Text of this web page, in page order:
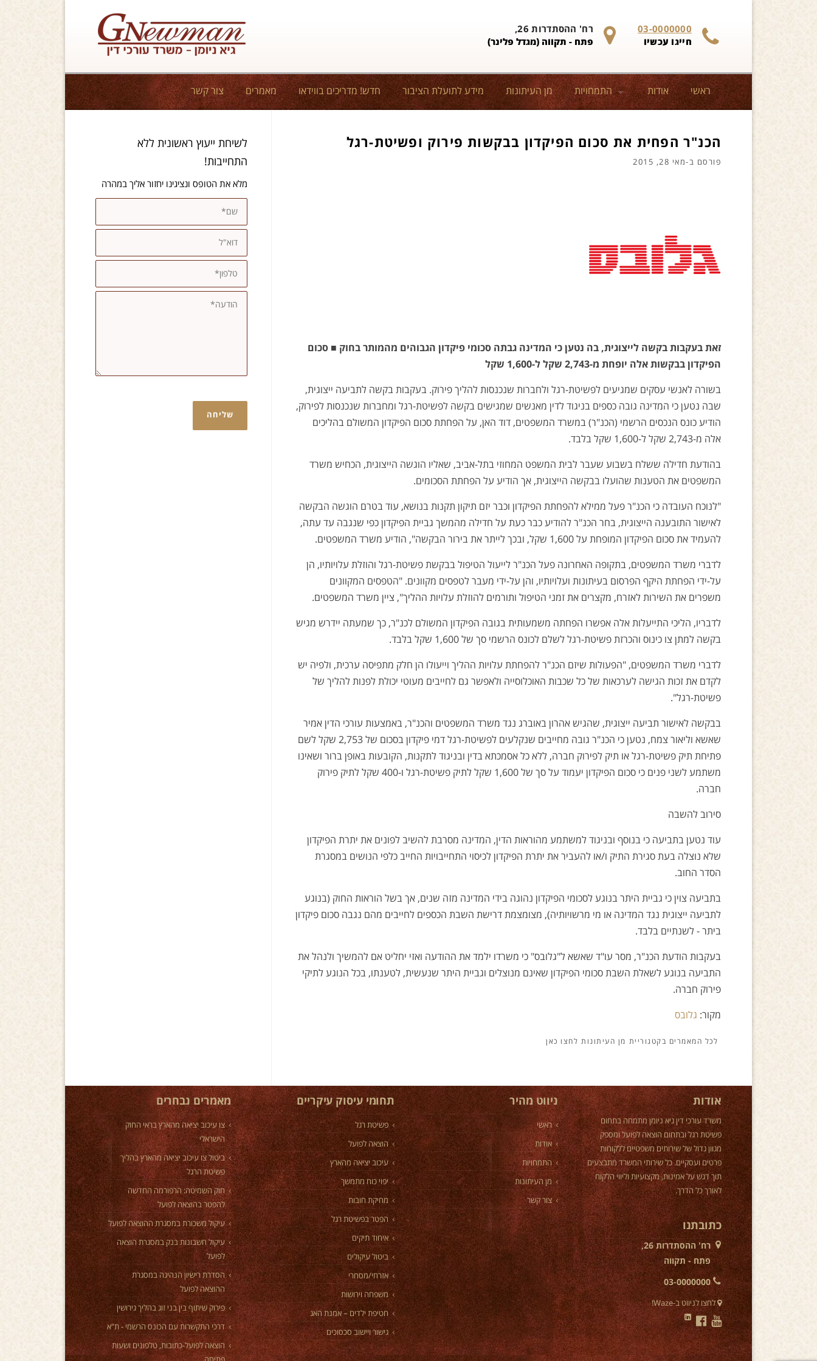
רח' ההסתדרות 26,
פתח - תקווה (מגדל פלינר)
03-0000000
חייגו עכשיו
ראשי אודות התמחויות מן העיתונות מידע לתועלת הציבור חדש! מדריכים בווידאו מאמרים צור קשר
הכנ"ר הפחית את סכום הפיקדון בבקשות פירוק ופשיטת-רגל
פורסם ב-מאי 28, 2015
זאת בעקבות בקשה לייצוגית, בה נטען כי המדינה גבתה סכומי פיקדון הגבוהים מהמותר בחוק ■ סכום
הפיקדון בבקשות אלה יופחת מ-2,743 שקל ל-1,600 שקל
בשורה לאנשי עסקים שמגיעים לפשיטת-רגל ולחברות שנכנסות להליך פירוק. בעקבות בקשה לתביעה ייצוגית,
שבה נטען כי המדינה גובה כספים בניגוד לדין מאנשים שמגישים בקשה לפשיטת-רגל ומחברות שנכנסות לפירוק,
הודיע כונס הנכסים הרשמי (הכנ"ר) במשרד המשפטים, דוד האן, על הפחתת סכום הפיקדון המשולם בהליכים
אלה מ-2,743 שקל ל-1,600 שקל בלבד.
בהודעת חדילה ששלח בשבוע שעבר לבית המשפט המחוזי בתל-אביב, שאליו הוגשה הייצוגית, הכחיש משרד
המשפטים את הטענות שהועלו בבקשה הייצוגית, אך הודיע על הפחתת הסכומים.
"לנוכח העובדה כי הכנ"ר פעל ממילא להפחתת הפיקדון וכבר יזם תיקון תקנות בנושא, עוד בטרם הוגשה הבקשה
לאישור התובענה הייצוגית, בחר הכנ"ר להודיע כבר כעת על חדילה מהמשך גביית הפיקדון כפי שנגבה עד עתה,
להעמיד את סכום הפיקדון המופחת על 1,600 שקל, ובכך לייתר את בירור הבקשה", הודיע משרד המשפטים.
לדברי משרד המשפטים, בתקופה האחרונה פעל הכנ"ר לייעול הטיפול בבקשת פשיטת-רגל והוזלת עלויותיו, הן
על-ידי הפחתת היקף הפרסום בעיתונות ועלויותיו, והן על-ידי מעבר לטפסים מקוונים. "הטפסים המקוונים
משפרים את השירות לאזרח, מקצרים את זמני הטיפול ותורמים להוזלת עלויות ההליך", ציין משרד המשפטים.
לדבריו, הליכי התייעלות אלה אפשרו הפחתה משמעותית בגובה הפיקדון המשולם לכנ"ר, כך שמעתה יידרש מגיש
בקשה למתן צו כינוס והכרזת פשיטת-רגל לשלם לכונס הרשמי סך של 1,600 שקל בלבד.
לדברי משרד המשפטים, "הפעולות שיזם הכנ"ר להפחתת עלויות ההליך וייעולו הן חלק מתפיסה ערכית, ולפיה יש
לקדם את זכות הגישה לערכאות של כל שכבות האוכלוסייה ולאפשר גם לחייבים מעוטי יכולת לפנות להליך של
פשיטת-רגל".
בבקשה לאישור תביעה ייצוגית, שהגיש אהרון באוברג נגד משרד המשפטים והכנ"ר, באמצעות עורכי הדין אמיר
שאשא וליאור צמח, נטען כי הכנ"ר גובה מחייבים שנקלעים לפשיטת-רגל דמי פיקדון בסכום של 2,753 שקל לשם
פתיחת תיק פשיטת-רגל או תיק לפירוק חברה, ללא כל אסמכתא בדין ובניגוד לתקנות, הקובעות באופן ברור ושאינו
משתמע לשני פנים כי סכום הפיקדון יעמוד על סך של 1,600 שקל לתיק פשיטת-רגל ו-400 שקל לתיק פירוק
חברה.
סירוב להשבה
עוד נטען בתביעה כי בנוסף ובניגוד למשתמע מהוראות הדין, המדינה מסרבת להשיב לפונים את יתרת הפיקדון
שלא נוצלה בעת סגירת התיק ו/או להעביר את יתרת הפיקדון לכיסוי התחייבויות החייב כלפי הנושים במסגרת
הסדר החוב.
בתביעה צוין כי גביית היתר בנוגע לסכומי הפיקדון נהוגה בידי המדינה מזה שנים, אך בשל הוראות החוק (בנוגע
לתביעה ייצוגית נגד המדינה או מי מרשויותיה), מצומצמת דרישת השבת הכספים לחייבים מהם נגבה סכום פיקדון
ביתר - לשנתיים בלבד.
בעקבות הודעת הכנ"ר, מסר עו"ד שאשא ל"גלובס" כי משרדו ילמד את ההודעה ואזי יחליט אם להמשיך ולנהל את
התביעה בנוגע לשאלת השבת סכומי הפיקדון שאינם מנוצלים וגביית היתר שנעשית, לטענתו, בכל הנוגע לתיקי
פירוק חברה.
מקור: גלובס
מן העיתונות
לשיחת ייעוץ ראשונית ללא
התחייבות!
מלא את הטופס ונציגינו יחזור אליך במהרה
מאמרים נבחרים
צו עיכוב יציאה מהארץ בראי החוק
הישראלי
ביטול צו עיכוב יציאה מהארץ בהליך
פשיטת הרגל
חוק השמיטה: הרפורמה החדשה
להפטר בהוצאה לפועל
עיקול משכורת במסגרת ההוצאה לפועל
עיקול חשבונות בנק במסגרת הוצאה
לפועל
הסדרת רישיון הנהיגה במסגרת
ההוצאה לפועל
פירוק שיתוף בין בני זוג בהליך גירושין
דרכי התקשרות עם הכונס הרשמי - ת"א
הוצאה לפועל-כתובות, טלפונים ושעות
תחומי עיסוק עיקריים
פשיטת רגל
הוצאה לפועל
עיכוב יציאה מהארץ
יפוי כוח מתמשך
מחיקת חובות
הפטר בפשיטת רגל
איחוד תיקים
ביטול עיקולים
אזרחי/מסחרי
משפחה וירושות
חטיפת ילדים – אמנת האג
גישור ויישוב סכסוכים
ניווט מהיר
ראשי
אודות
התמחויות
מן העיתונות
צור קשר
אודות
משרד עורכי דין גיא ניומן מתמחה בתחום
פשיטת רגל ובתחום הוצאה לפועל ומספק
מגוון גדול של שירותים משפטיים ללקוחות
פרטים ועסקיים. כל שירותי המשרד מתבצעים
תוך דגש על אמינות, מקצועיות וליווי הלקוח
לאורך כל הדרך.
כתובתנו
רח' ההסתדרות 26,
פתח - תקווה
03-0000000
לחצו לניווט ב-Waze!